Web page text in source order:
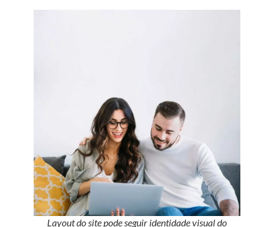
Layout do site pode seguir identidade visual do